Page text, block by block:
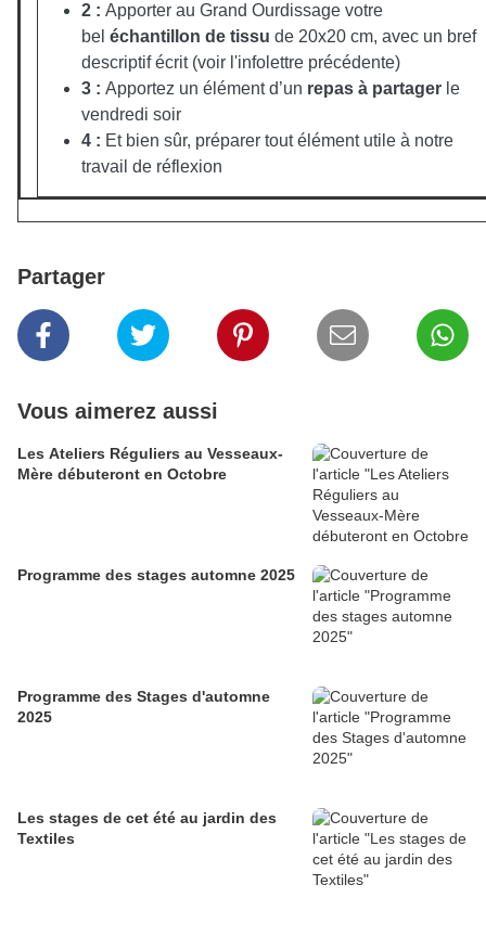
2 : Apporter au Grand Ourdissage votre
bel échantillon de tissu de 20x20 cm, avec un bref
descriptif écrit (voir l'infolettre précédente)
3 : Apportez un élément d’un repas à partager le
vendredi soir
4 : Et bien sûr, préparer tout élément utile à notre
travail de réflexion
Partager
Vous aimerez aussi
Les Ateliers Réguliers au Vesseaux-
Mère débuteront en Octobre
Programme des stages automne 2025
Programme des Stages d'automne
2025
Les stages de cet été au jardin des
Textiles